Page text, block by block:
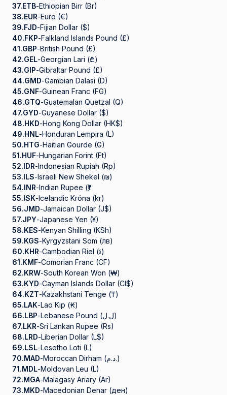
37.ETB-Ethiopian Birr (Br)
38.EUR-Euro (€)
39.FJD-Fijian Dollar ($)
40.FKP-Falkland Islands Pound (£)
41.GBP-British Pound (£)
42.GEL-Georgian Lari (₾)
43.GIP-Gibraltar Pound (£)
44.GMD-Gambian Dalasi (D)
45.GNF-Guinean Franc (FG)
46.GTQ-Guatemalan Quetzal (Q)
47.GYD-Guyanese Dollar ($)
48.HKD-Hong Kong Dollar (HK$)
49.HNL-Honduran Lempira (L)
50.HTG-Haitian Gourde (G)
51.HUF-Hungarian Forint (Ft)
52.IDR-Indonesian Rupiah (Rp)
53.ILS-Israeli New Shekel (₪)
54.INR-Indian Rupee (₹)
55.ISK-Icelandic Króna (kr)
56.JMD-Jamaican Dollar (J$)
57.JPY-Japanese Yen (¥)
58.KES-Kenyan Shilling (KSh)
59.KGS-Kyrgyzstani Som (лв)
60.KHR-Cambodian Riel (៛)
61.KMF-Comorian Franc (CF)
62.KRW-South Korean Won (₩)
63.KYD-Cayman Islands Dollar (CI$)
64.KZT-Kazakhstani Tenge (₸)
65.LAK-Lao Kip (₭)
66.LBP-
Lebanese Pound (ل.ل)
67.LKR-Sri Lankan Rupee (Rs)
68.LRD-Liberian Dollar (L$)
69.LSL-Lesotho Loti (L)
70.MAD-
Moroccan Dirham (د.م.)
71.MDL-Moldovan Leu (L)
72.MGA-Malagasy Ariary (Ar)
73.MKD-Macedonian Denar (ден)